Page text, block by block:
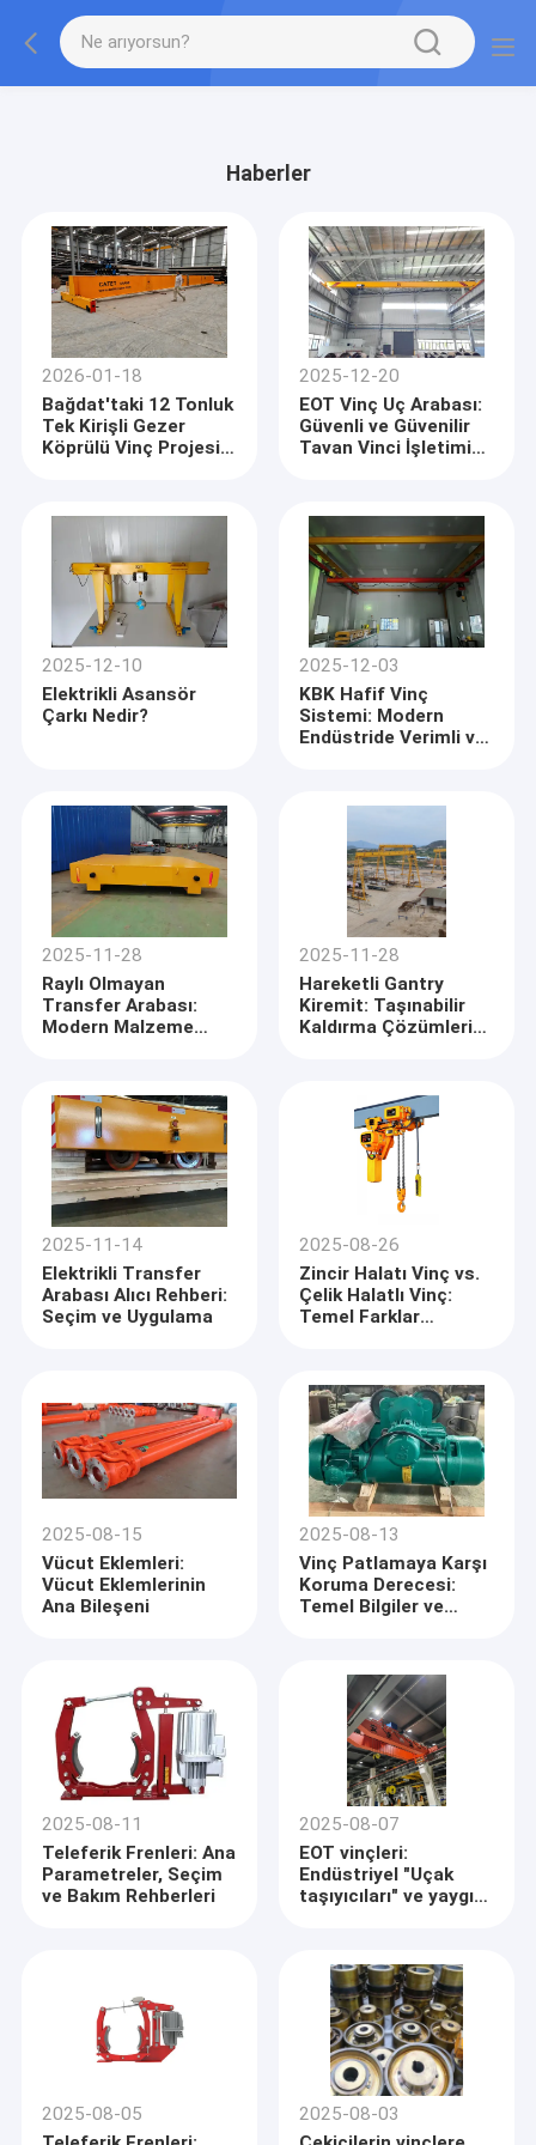
gtag('config', 'G-QWE9HWC3PF', {cookie_flags:
"SameSite=None;Secure"});
Haberler
2026-01-18
Bağdat'taki 12 Tonluk
Tek Kirişli Gezer
Köprülü Vinç Projesi
2025-12-20
EOT Vinç Uç Arabası:
Güvenli ve Güvenilir
Tavan Vinci İşletimi
2025-12-10
Elektrikli Asansör
Çarkı Nedir?
2025-12-03
KBK Hafif Vinç
Sistemi: Modern
Endüstride Verimli ve
Yaratıyor
2025-11-28
Raylı Olmayan
Transfer Arabası:
Modern Malzeme
2025-11-28
Hareketli Gantry
Kiremit: Taşınabilir
Kaldırma Çözümleri
2025-11-14
Elektrikli Transfer
Arabası Alıcı Rehberi:
Seçim ve Uygulama
2025-08-26
Zincir Halatı Vinç vs.
Çelik Halatlı Vinç:
Temel Farklar
2025-08-15
Vücut Eklemleri:
Vücut Eklemlerinin
Ana Bileşeni
2025-08-13
Vinç Patlamaya Karşı
Koruma Derecesi:
Temel Bilgiler ve
2025-08-11
Teleferik Frenleri: Ana
Parametreler, Seçim
ve Bakım Rehberleri
2025-08-07
EOT vinçleri:
Endüstriyel "Uçak
taşıyıcıları" ve yaygın
2025-08-05
2025-08-03